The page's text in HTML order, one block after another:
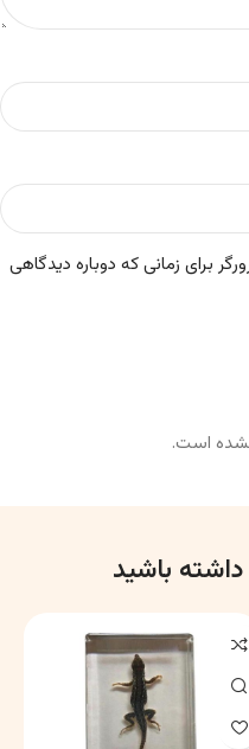
است.
برای زمانی که دوباره دیدگاهی
باشید